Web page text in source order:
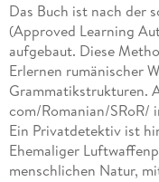
Das Buch ist nach der
(Approved Learning
aufgebaut. Diese
Erlernen rumänischer
Grammatikstrukturen.
com/Romanian/SRoR/
Ein Privatdetektiv ist
Ehemaliger
menschlichen Natur,